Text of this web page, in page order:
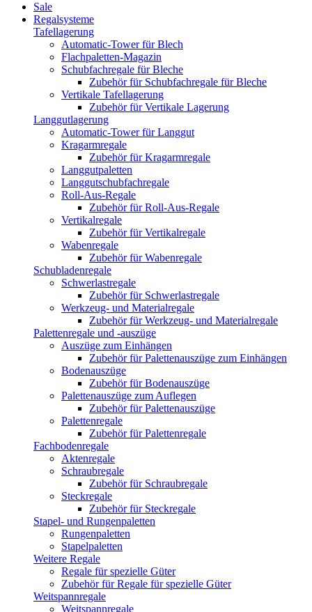
Sale
Regalsysteme
Tafellagerung
Automatic-Tower für Blech
Flachpaletten-Magazin
Schubfachregale für Bleche
Zubehör für Schubfachregale für Bleche
Vertikale Tafellagerung
Zubehör für Vertikale Lagerung
Langgutlagerung
Automatic-Tower für Langgut
Kragarmregale
Zubehör für Kragarmregale
Langgutpaletten
Langgutschubfachregale
Roll-Aus-Regale
Zubehör für Roll-Aus-Regale
Vertikalregale
Zubehör für Vertikalregale
Wabenregale
Zubehör für Wabenregale
Schubladenregale
Schwerlastregale
Zubehör für Schwerlastregale
Werkzeug- und Materialregale
Zubehör für Werkzeug- und Materialregale
Palettenregale und -auszüge
Auszüge zum Einhängen
Zubehör für Palettenauszüge zum Einhängen
Bodenauszüge
Zubehör für Bodenauszüge
Palettenauszüge zum Auflegen
Zubehör für Palettenauszüge
Palettenregale
Zubehör für Palettenregale
Fachbodenregale
Aktenregale
Schraubregale
Zubehör für Schraubregale
Steckregale
Zubehör für Steckregale
Stapel- und Rungenpaletten
Rungenpaletten
Stapelpaletten
Weitere Regale
Regale für spezielle Güter
Zubehör für Regale für spezielle Güter
Weitspannregale
Weitspannregale